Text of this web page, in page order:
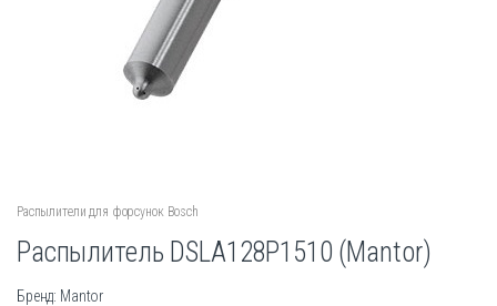
Распылители для форсунок Bosch
Распылитель DSLA128P1510 (Mantor)
Бренд: Mantor